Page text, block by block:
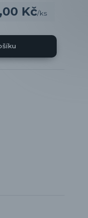
Kč/ks